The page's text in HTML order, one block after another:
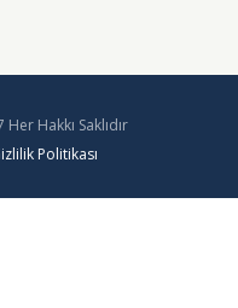
Hakkı Saklıdır
Politikası